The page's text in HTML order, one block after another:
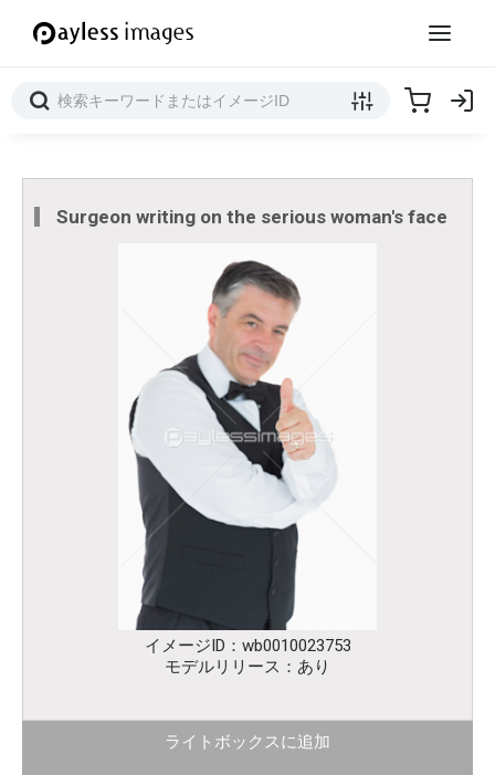
Surgeon writing on the serious woman's face
イメージID：wb0010023753
モデルリリース：あり
ライトボックスに追加